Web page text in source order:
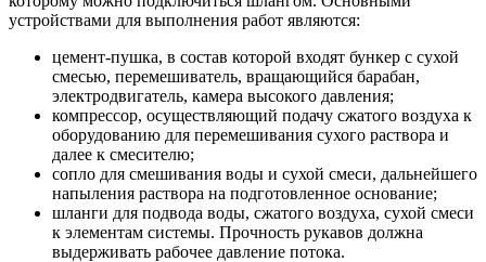
устройствами для выполнения работ являются:
цемент-пушка, в состав которой входят бункер с сухой
смесью, перемешиватель, вращающийся барабан,
электродвигатель, камера высокого давления;
компрессор, осуществляющий подачу сжатого воздуха к
оборудованию для перемешивания сухого раствора и
далее к смесителю;
сопло для смешивания воды и сухой смеси, дальнейшего
напыления раствора на подготовленное основание;
шланги для подвода воды, сжатого воздуха, сухой смеси
к элементам системы. Прочность рукавов должна
выдерживать рабочее давление потока.